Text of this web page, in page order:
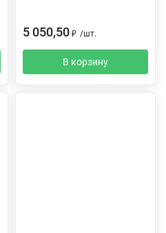
5 050,50 ₽ /шт.
В корзину